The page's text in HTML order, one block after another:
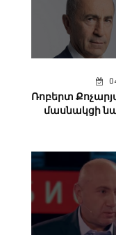
Ռոբերտ
մասնակցի